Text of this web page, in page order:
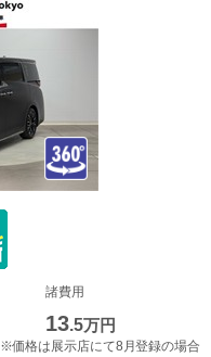
諸費用
13.5万円
※価格は展示店にて8月登録の場合